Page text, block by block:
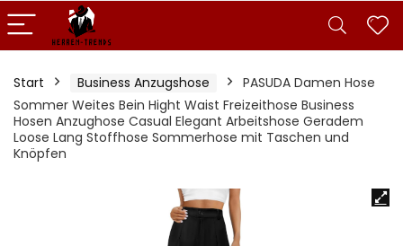
Start Business Anzugshose
PASUDA Damen Hose
Sommer Weites Bein Hight Waist Freizeithose Business
Hosen Anzughose Casual Elegant Arbeitshose Geradem
Loose Lang Stoffhose Sommerhose mit Taschen und
Knöpfen